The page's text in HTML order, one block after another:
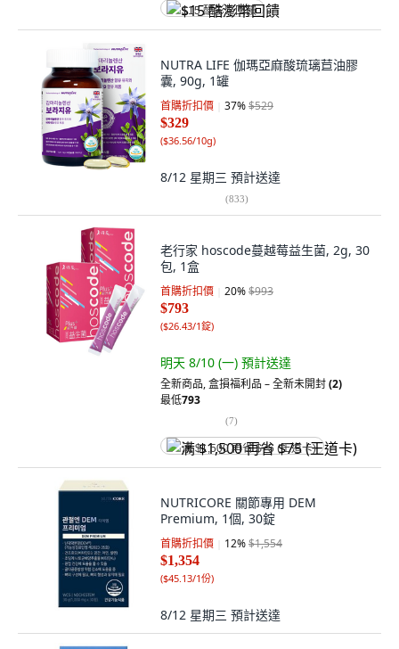
$15 酷澎幣回饋
NUTRA LIFE 伽瑪亞麻酸琉璃苣油膠
囊, 90g, 1罐
首購折扣價 37%$529
$329
($36.56/10g)
8/12 星期三 預計送達
(833)
老行家 hoscode蔓越莓益生菌, 2g, 30
包, 1盒
首購折扣價 20%$993
$793
($26.43/1錠)
明天 8/10 (一) 預計送達
全新商品,盒損福利品 – 全新未開封(2)
最低793
(7)
满 $1,500 再省 $75 (王道卡)
NUTRICORE 關節專用 DEM
Premium, 1個, 30錠
首購折扣價 12%$1,554
$1,354
($45.13/1份)
8/12 星期三 預計送達